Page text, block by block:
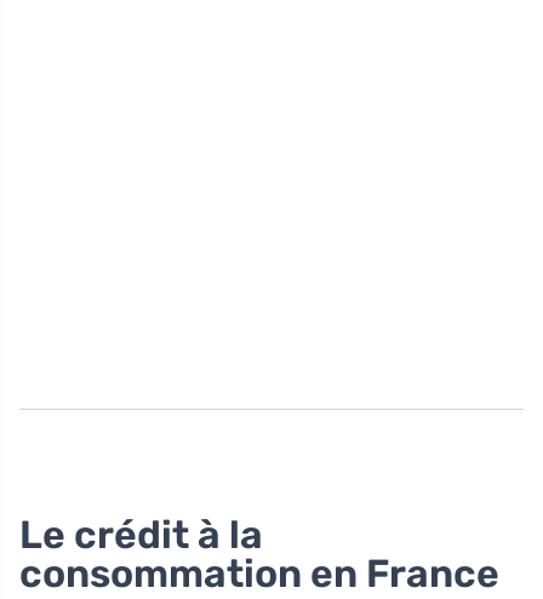
Le crédit à la
consommation en France